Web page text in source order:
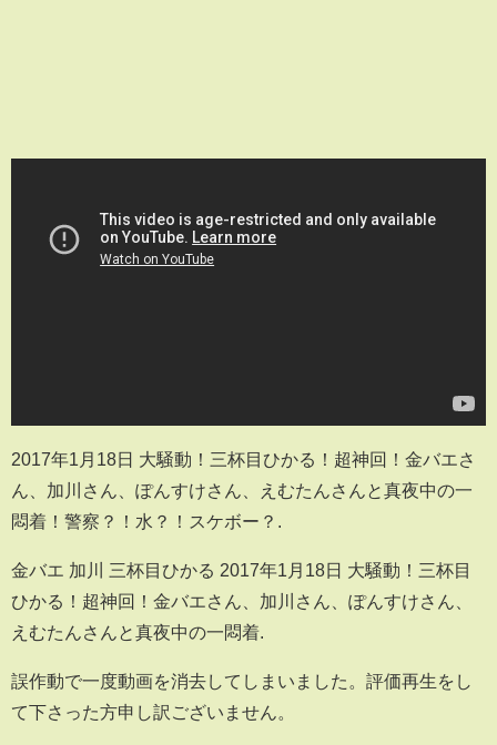
2017年1月18日 大騒動！三杯目ひかる！超神回！金バエさ
ん、加川さん、ぽんすけさん、えむたんさんと真夜中の一
悶着！警察？！水？！スケボー？.
金バエ 加川 三杯目ひかる 2017年1月18日 大騒動！三杯目
ひかる！超神回！金バエさん、加川さん、ぽんすけさん、
えむたんさんと真夜中の一悶着.
誤作動で一度動画を消去してしまいました。評価再生をし
て下さった方申し訳ございません。